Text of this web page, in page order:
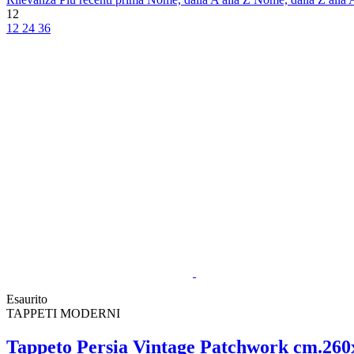
12
12 24 36
Esaurito
TAPPETI MODERNI
Tappeto Persia Vintage Patchwork